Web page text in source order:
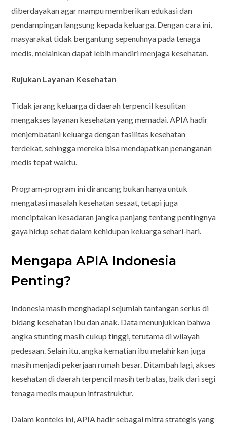
diberdayakan agar mampu memberikan edukasi dan
pendampingan langsung kepada keluarga. Dengan cara ini,
masyarakat tidak bergantung sepenuhnya pada tenaga
medis, melainkan dapat lebih mandiri menjaga kesehatan.
Rujukan Layanan Kesehatan
Tidak jarang keluarga di daerah terpencil kesulitan
mengakses layanan kesehatan yang memadai. APIA hadir
menjembatani keluarga dengan fasilitas kesehatan
terdekat, sehingga mereka bisa mendapatkan penanganan
medis tepat waktu.
Program-program ini dirancang bukan hanya untuk
mengatasi masalah kesehatan sesaat, tetapi juga
menciptakan kesadaran jangka panjang tentang pentingnya
gaya hidup sehat dalam kehidupan keluarga sehari-hari.
Mengapa APIA Indonesia
Penting?
Indonesia masih menghadapi sejumlah tantangan serius di
bidang kesehatan ibu dan anak. Data menunjukkan bahwa
angka stunting masih cukup tinggi, terutama di wilayah
pedesaan. Selain itu, angka kematian ibu melahirkan juga
masih menjadi pekerjaan rumah besar. Ditambah lagi, akses
kesehatan di daerah terpencil masih terbatas, baik dari segi
tenaga medis maupun infrastruktur.
Dalam konteks ini, APIA hadir sebagai mitra strategis yang